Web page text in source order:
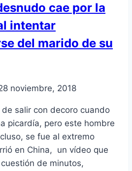
cae por la
intentar
del marido de su
noviembre, 2018
salir con decoro cuando
picardía, pero este hombre
se fue al extremo
en China, un vídeo que
de minutos,